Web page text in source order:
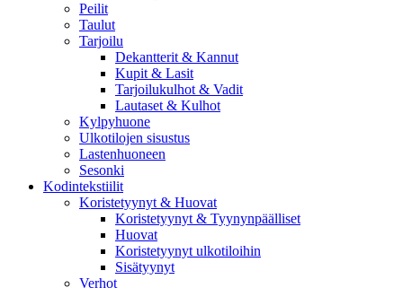
Peilit
Taulut
Tarjoilu
Dekantterit & Kannut
Kupit & Lasit
Tarjoilukulhot & Vadit
Lautaset & Kulhot
Kylpyhuone
Ulkotilojen sisustus
Lastenhuoneen
Sesonki
Kodintekstiilit
Koristetyynyt & Huovat
Koristetyynyt & Tyynynpäälliset
Huovat
Koristetyynyt ulkotiloihin
Sisätyynyt
Verhot